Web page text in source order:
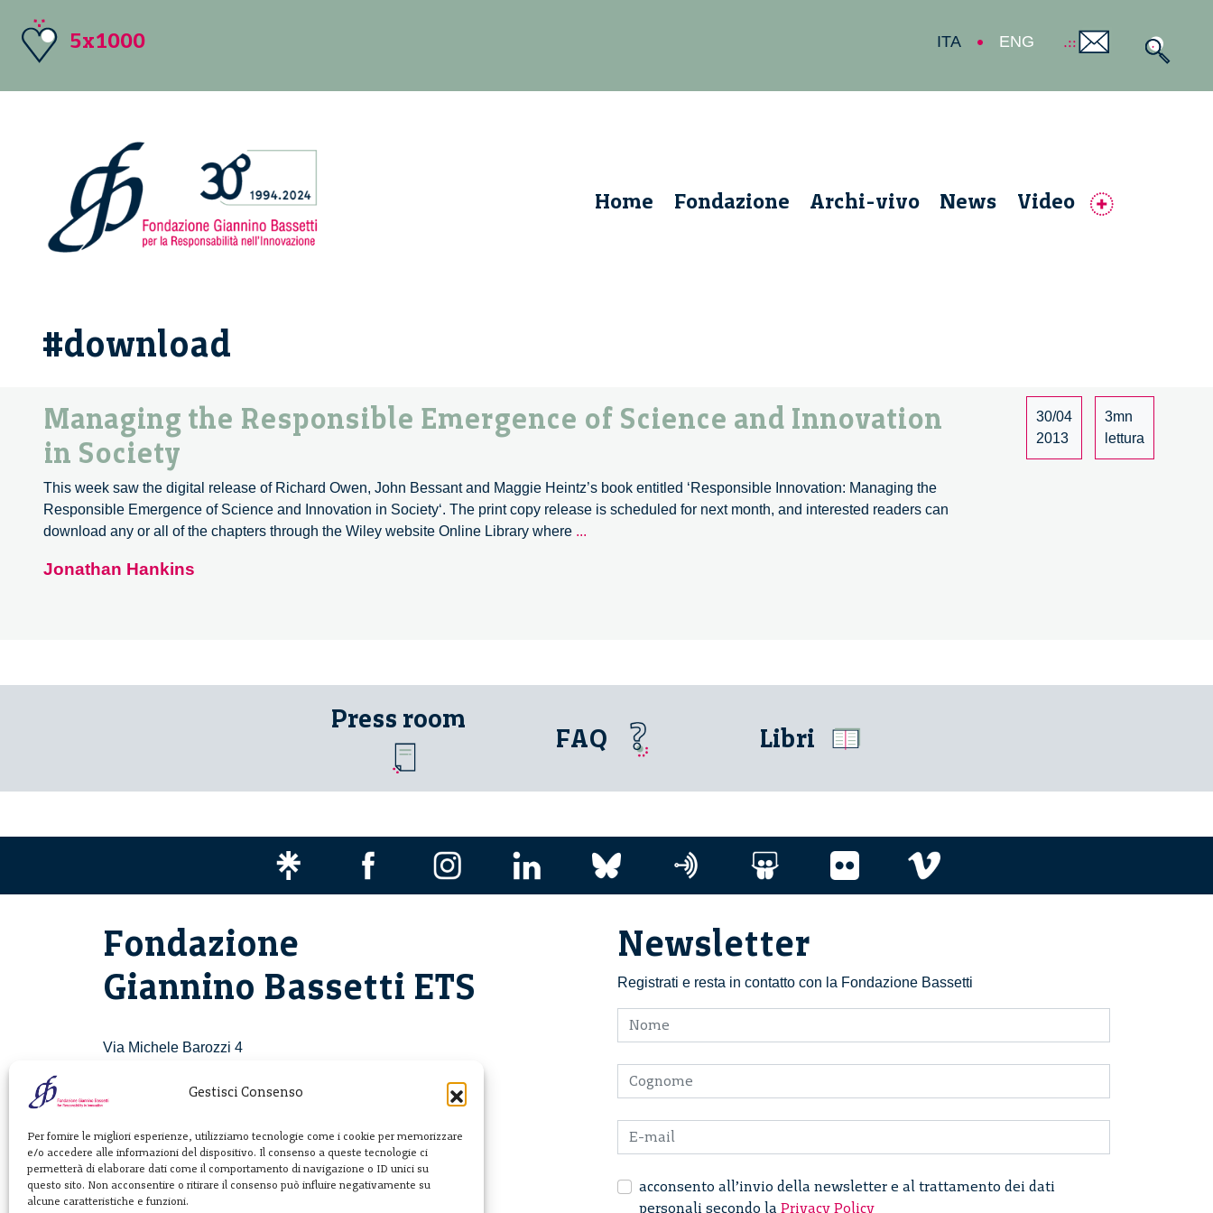
Gestisci Consenso
Per fornire le migliori esperienze, utilizziamo tecnologie come i cookie per memorizzare
e/o accedere alle informazioni del dispositivo. Il consenso a queste tecnologie ci
permetterà di elaborare dati come il comportamento di navigazione o ID unici su
questo sito. Non acconsentire o ritirare il consenso può influire negativamente su
alcune caratteristiche e funzioni.
5x1000 ITA ENG
Home Fondazione Archi-vivo News Video
#download
Managing the Responsible Emergence of Science and Innovation
in Society
This week saw the digital release of Richard Owen, John Bessant and Maggie Heintz’s book entitled ‘Responsible Innovation: Managing the
Responsible Emergence of Science and Innovation in Society‘. The print copy release is scheduled for next month, and interested readers can
download any or all of the chapters through the Wiley website Online Library where ...
Innovation
Society
Jonathan Hankins
30/04
2013
3mn
lettura
Press room
FAQ Libri
Newsletter
Registrati e resta in contatto con la Fondazione Bassetti
acconsento all’invio della newsletter e al trattamento dei dati
personali secondo la Privacy Policy
Fondazione
Giannino Bassetti ETS
Via Michele Barozzi 4
T. +39 02 781933
info@fondazionebassetti.org
p.i. 12520270153